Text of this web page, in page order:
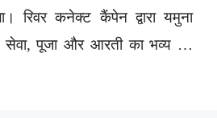
रिवर कनेक्ट कैंपेन द्वारा यमुना
सेवा, पूजा और आरती का भव्य …